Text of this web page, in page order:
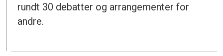
rundt 30 debatter og arrangementer for
andre.